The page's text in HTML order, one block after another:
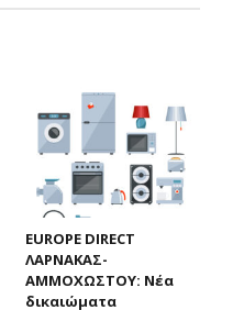
EUROPE DIRECT
ΛΑΡΝΑΚΑΣ-
ΑΜΜΟΧΩΣΤΟΥ: Νέα
δικαιώματα